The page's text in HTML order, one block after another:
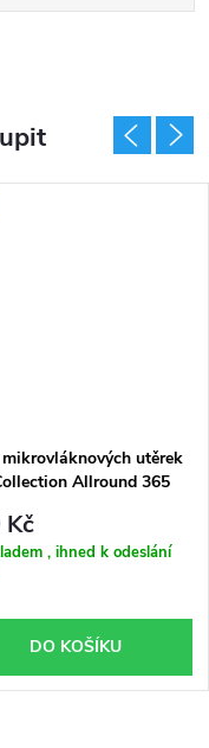
utěrek
Allround 365
Kč
, ihned k odeslání
DO KOŠÍKU